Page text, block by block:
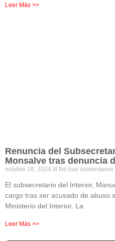
Leer Más >>
Renuncia del
Monsalve tras denuncia
octubre 18, 2024 No hay comentarios
El subsecretario del Interior,
cargo tras ser acusado de abuso
Ministerio del Interior. La
Leer Más >>